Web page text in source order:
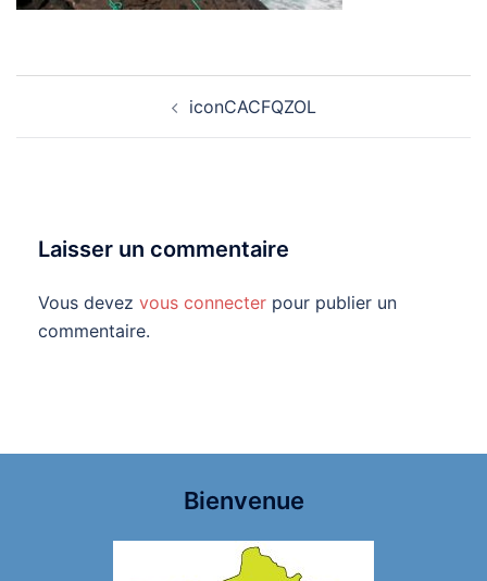
iconCACFQZOL
Laisser un commentaire
Vous devez vous connecter pour publier un
commentaire.
Bienvenue